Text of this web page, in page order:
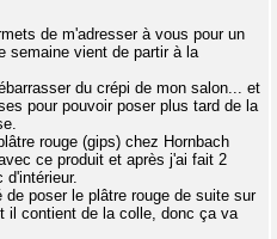
de m'adresser à vous pour un
semaine vient de partir à la
du crépi de mon salon... et
pour pouvoir poser plus tard de la
rouge (gips) chez Hornbach
ce produit et après j'ai fait 2
poser le plâtre rouge de suite sur
il contient de la colle, donc ça va